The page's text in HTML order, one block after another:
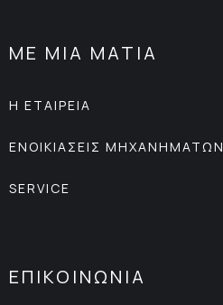
ΜΕ ΜΙΑ ΜΑΤΙΑ
Η ΕΤΑΙΡΕΙΑ
ΕΝΟΙΚΙΑΣΕΙΣ ΜΗΧΑΝΗΜΑΤΩΝ
SERVICE
ΕΠΙΚΟΙΝΩΝΙΑ